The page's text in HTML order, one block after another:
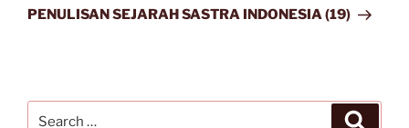
Post
PENULISAN SEJARAH SASTRA INDONESIA (19)